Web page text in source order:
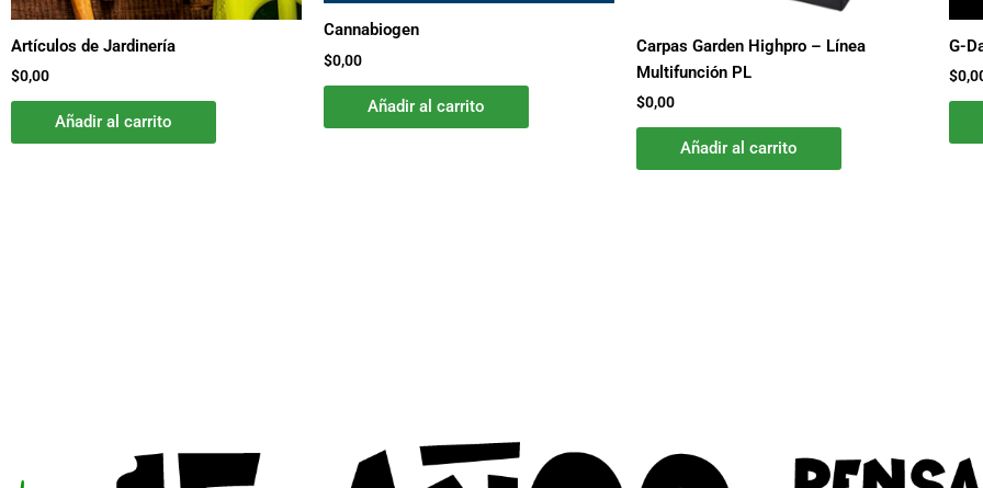
Artículos de Jardinería
$0,00
Añadir al carrito
Cannabiogen
$0,00
Añadir al carrito
Carpas Garden Highpro – Línea
Multifunción PL
$0,00
Añadir al carrito
G-
$